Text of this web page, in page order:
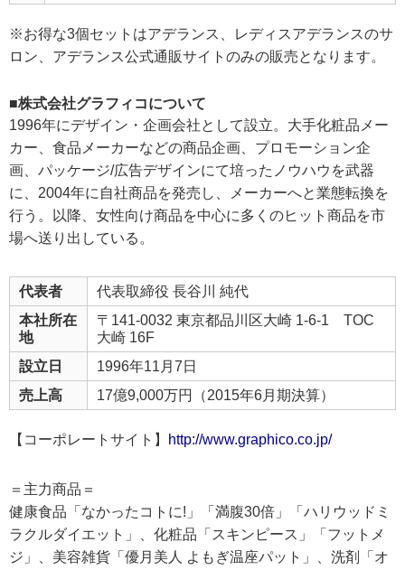
※お得な3個セットはアデランス、レディスアデランスのサ
ロン、アデランス公式通販サイトのみの販売となります。
■株式会社グラフィコについて
1996年にデザイン・企画会社として設立。大手化粧品メー
カー、食品メーカーなどの商品企画、プロモーション企
画、パッケージ/広告デザインにて培ったノウハウを武器
に、2004年に自社商品を発売し、メーカーへと業態転換を
行う。以降、女性向け商品を中心に多くのヒット商品を市
場へ送り出している。
代表者
代表取締役 長谷川 純代
本社所在
地
〒141-0032 東京都品川区大崎 1-6-1 TOC
大崎 16F
設立日
1996年11月7日
売上高
17億9,000万円（2015年6月期決算）
【コーポレートサイト】 http://www.graphico.co.jp/
＝主力商品＝
健康食品「なかったコトに!」「満腹30倍」「ハリウッドミ
ラクルダイエット」、化粧品「スキンピース」「フットメ
ジ」、美容雑貨「優月美人 よもぎ温座パット」、洗剤「オ